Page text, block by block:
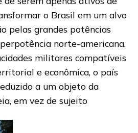
o Brasil em um alvo
pelas grandes potências
norte-americana.
militares compatíveis
e econômica, o país
a um objeto da
em vez de sujeito